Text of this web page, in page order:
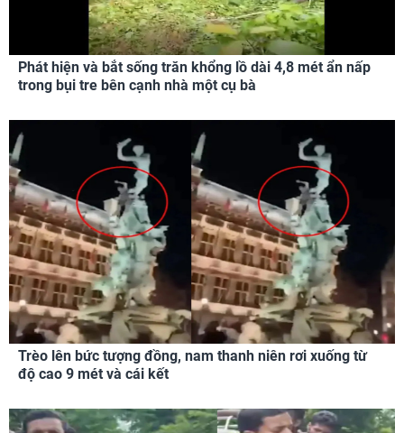
Phát hiện và bắt sống trăn khổng lồ dài 4,8 mét ẩn nấp
trong bụi tre bên cạnh nhà một cụ bà
Trèo lên bức tượng đồng, nam thanh niên rơi xuống từ
độ cao 9 mét và cái kết